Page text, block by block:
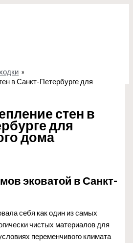
в Санкт-Петербурге для
стен в
для
дома
эковатой в Санкт-
себя как один из самых
чистых материалов для
переменчивого климата